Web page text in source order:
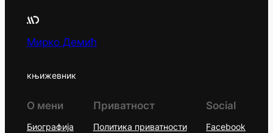
Мирко Демић
књижевник
О мени
Биографија
Приватност
Политика приватности
Social
Facebook